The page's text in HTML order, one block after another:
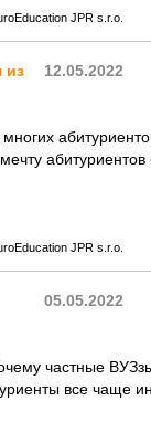
JPR s.r.o.
12.05.2022
из
многих
JPR s.r.o.
05.05.2022
частные
все чаще